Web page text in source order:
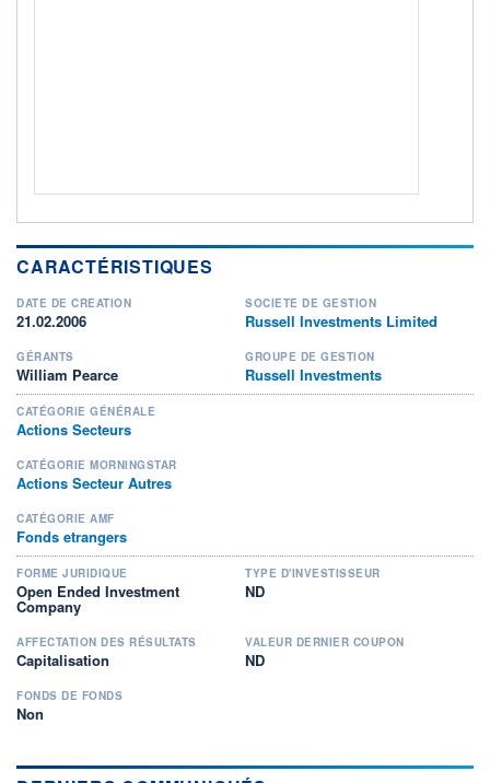
CARACTÉRISTIQUES
DATE DE CRÉATION
21.02.2006
SOCIÉTÉ DE GESTION
Russell Investments Limited
GÉRANTS
William Pearce
GROUPE DE GESTION
Russell Investments
CATÉGORIE GÉNÉRALE
Actions Secteurs
CATÉGORIE MORNINGSTAR
Actions Secteur Autres
CATÉGORIE AMF
Fonds etrangers
FORME JURIDIQUE
Open Ended Investment
Company
TYPE D'INVESTISSEUR
ND
AFFECTATION DES RÉSULTATS
Capitalisation
VALEUR DERNIER COUPON
ND
FONDS DE FONDS
Non